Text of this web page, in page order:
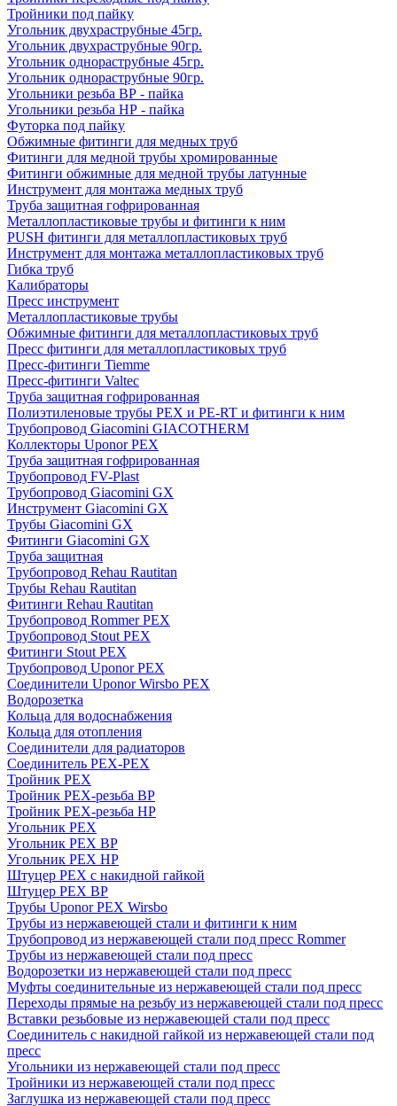
Тройники под пайку
Угольник двухраструбные 45гр.
Угольник двухраструбные 90гр.
Угольник однораструбные 45гр.
Угольник однораструбные 90гр.
Угольники резьба ВР - пайка
Угольники резьба НР - пайка
Футорка под пайку
Обжимные фитинги для медных труб
Фитинги для медной трубы хромированные
Фитинги обжимные для медной трубы латунные
Инструмент для монтажа медных труб
Труба защитная гофрированная
Металлопластиковые трубы и фитинги к ним
PUSH фитинги для металлопластиковых труб
Инструмент для монтажа металлопластиковых труб
Гибка труб
Калибраторы
Пресс инструмент
Металлопластиковые трубы
Обжимные фитинги для металлопластиковых труб
Пресс фитинги для металлопластиковых труб
Пресс-фитинги Tiemme
Пресс-фитинги Valtec
Труба защитная гофрированная
Полиэтиленовые трубы PEX и PE-RT и фитинги к ним
Трубопровод Giacomini GIACOTHERM
Коллекторы Uponor PEX
Труба защитная гофрированная
Трубопровод FV-Plast
Трубопровод Giacomini GX
Инструмент Giacomini GX
Трубы Giacomini GX
Фитинги Giacomini GX
Труба защитная
Трубопровод Rehau Rautitan
Трубы Rehau Rautitan
Фитинги Rehau Rautitan
Трубопровод Rommer PEX
Трубопровод Stout PEX
Фитинги Stout PEX
Трубопровод Uponor PEX
Соединители Uponor Wirsbo PEX
Водорозетка
Кольца для водоснабжения
Кольца для отопления
Соединители для радиаторов
Соединитель PEX-PEX
Тройник PEX
Тройник PEX-резьба ВР
Тройник PEX-резьба НР
Угольник PEX
Угольник PEX ВР
Угольник PEX НР
Штуцер PEX c накидной гайкой
Штуцер PEX ВР
Трубы Uponor PEX Wirsbo
Трубы из нержавеющей стали и фитинги к ним
Трубопровод из нержавеющей стали под пресс Rommer
Трубы из нержавеющей стали под пресс
Водорозетки из нержавеющей стали под пресс
Муфты соединительные из нержавеющей стали под пресс
Переходы прямые на резьбу из нержавеющей стали под пресс
Вставки резьбовые из нержавеющей стали под пресс
Соединитель с накидной гайкой из нержавеющей стали под
пресс
Угольники из нержавеющей стали под пресс
Тройники из нержавеющей стали под пресс
Заглушка из нержавеющей стали под пресс